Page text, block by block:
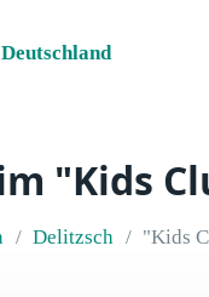
"Kids
Delitzsch "Kids